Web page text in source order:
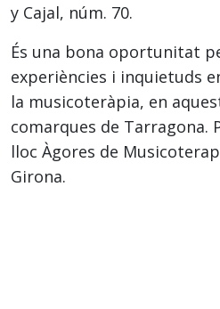
y Cajal, núm. 70.
És una bona oportunitat
experiències i inquietuds
la musicoteràpia, en
comarques de Tarragona.
lloc Àgores de
Girona.